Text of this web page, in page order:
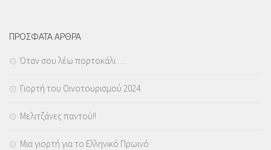
ΠΡΟΣΦΑΤΑ ΑΡΘΡΑ
Όταν σου λέω πορτοκάλι …
Γιορτή του Οινοτουρισμού 2024
Μελιτζάνες παντού!!
Μια γιορτή για το Ελληνικό Πρωινό